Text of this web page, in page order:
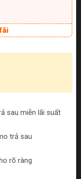
sau miễn lãi suất
trả sau
rõ ràng